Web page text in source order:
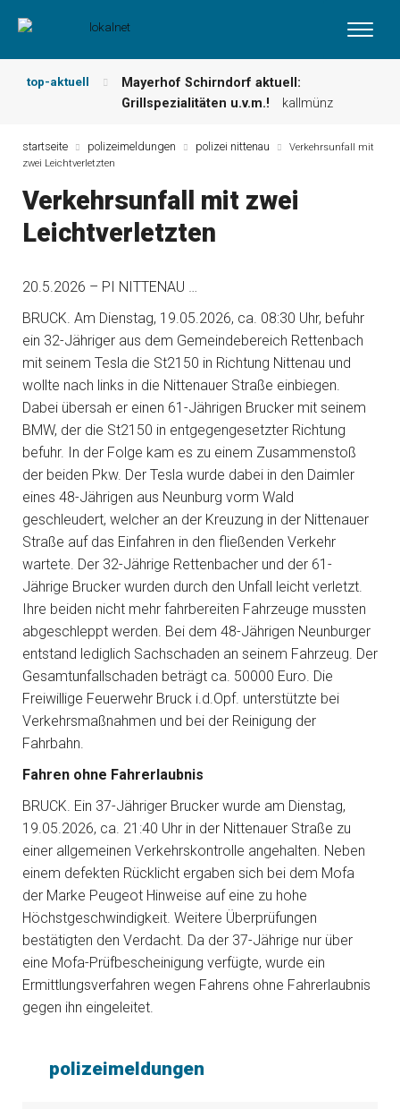
top-aktuell
Mayerhof Schirndorf aktuell:
Grillspezialitäten u.v.m.!
kallmünz
und mehr … burglengenfeld
leserbriefe
Maxhütter Fischladen: Unser aktuelles
Region! angebote vor ort | anzeige
Metzgerei Hummel: Aktuelles
Wochenangebot!
maxhütte-haidhof
startseite polizeimeldungen polizei nittenau
Verkehrsunfall mit
zwei Leichtverletzten
Verkehrsunfall mit zwei
Leichtverletzten
20.5.2026 – PI NITTENAU …
BRUCK. Am Dienstag, 19.05.2026, ca. 08:30 Uhr, befuhr
ein 32-Jähriger aus dem Gemeindebereich Rettenbach
mit seinem Tesla die St2150 in Richtung Nittenau und
wollte nach links in die Nittenauer Straße einbiegen.
Dabei übersah er einen 61-Jährigen Brucker mit seinem
BMW, der die St2150 in entgegengesetzter Richtung
befuhr. In der Folge kam es zu einem Zusammenstoß
der beiden Pkw. Der Tesla wurde dabei in den Daimler
eines 48-Jährigen aus Neunburg vorm Wald
geschleudert, welcher an der Kreuzung in der Nittenauer
Straße auf das Einfahren in den fließenden Verkehr
wartete. Der 32-Jährige Rettenbacher und der 61-
Jährige Brucker wurden durch den Unfall leicht verletzt.
Ihre beiden nicht mehr fahrbereiten Fahrzeuge mussten
abgeschleppt werden. Bei dem 48-Jährigen Neunburger
entstand lediglich Sachschaden an seinem Fahrzeug. Der
Gesamtunfallschaden beträgt ca. 50000 Euro. Die
Freiwillige Feuerwehr Bruck i.d.Opf. unterstützte bei
Verkehrsmaßnahmen und bei der Reinigung der
Fahrbahn.
Fahren ohne Fahrerlaubnis
BRUCK. Ein 37-Jähriger Brucker wurde am Dienstag,
19.05.2026, ca. 21:40 Uhr in der Nittenauer Straße zu
einer allgemeinen Verkehrskontrolle angehalten. Neben
einem defekten Rücklicht ergaben sich bei dem Mofa
der Marke Peugeot Hinweise auf eine zu hohe
Höchstgeschwindigkeit. Weitere Überprüfungen
bestätigten den Verdacht. Da der 37-Jährige nur über
eine Mofa-Prüfbescheinigung verfügte, wurde ein
Ermittlungsverfahren wegen Fahrens ohne Fahrerlaubnis
gegen ihn eingeleitet.
polizeimeldungen